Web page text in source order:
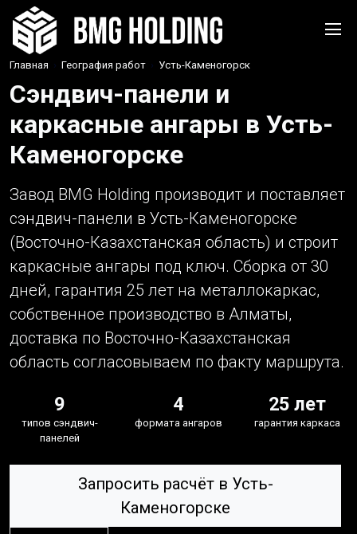
Главная › География работ › Усть-Каменогорск
Сэндвич-панели и
каркасные ангары в Усть-
Каменогорске
Завод BMG Holding производит и поставляет
сэндвич-панели в Усть-Каменогорске
(Восточно-Казахстанская область) и строит
каркасные ангары под ключ. Сборка от 30
дней, гарантия 25 лет на металлокаркас,
собственное производство в Алматы,
доставка по Восточно-Казахстанская
область согласовываем по факту маршрута.
9
типов сэндвич-
панелей
4
формата ангаров
25 лет
гарантия каркаса
Запросить расчёт в Усть-
Каменогорске